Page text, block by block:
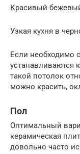
Красивый
Узкая кухня в
Если необходимо
устанавливаются
такой потолок
можно красить,
Пол
Оптимальный
керамическая
довольно часто